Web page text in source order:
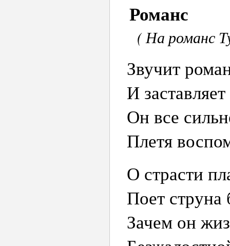
Романс
( На романс
Звучит
И
Он все
Плетя
О страсти
Поет
Зачем он